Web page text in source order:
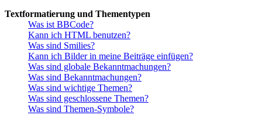
Textformatierung und Thementypen
Was ist BBCode?
Kann ich HTML benutzen?
Was sind Smilies?
Kann ich Bilder in meine Beiträge einfügen?
Was sind globale Bekanntmachungen?
Was sind Bekanntmachungen?
Was sind wichtige Themen?
Was sind geschlossene Themen?
Was sind Themen-Symbole?